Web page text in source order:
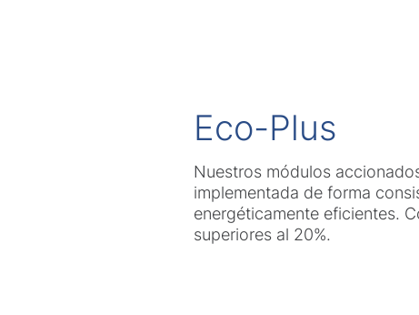
Eco-Plus
Nuestros módulos
implementada de forma
energéticamente eficientes.
superiores al 20%.